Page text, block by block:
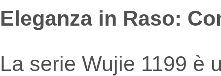
Eleganza in Raso:
La serie Wujie 1199 è